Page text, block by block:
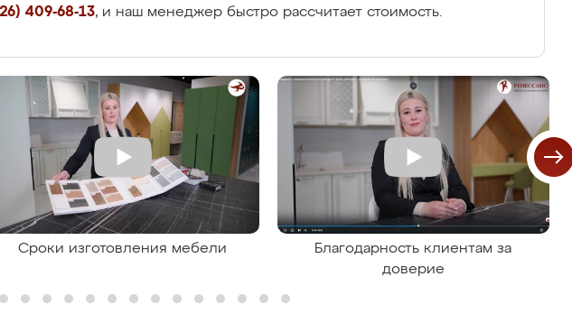
409-68-13, и наш менеджер быстро рассчитает стоимость.
Сроки изготовления мебели
Благодарность клиентам за
доверие